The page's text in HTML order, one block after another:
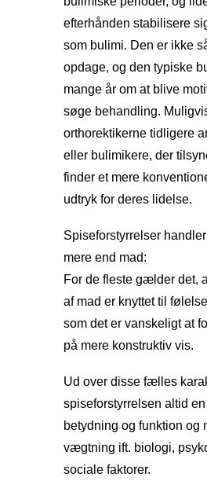
efterhånden stabilisere
som bulimi. Den er ikke
opdage, og den typiske
mange år om at blive
søge behandling.
orthorektikerne tidligere
eller bulimikere, der
finder et mere
udtryk for deres lidelse.
Spiseforstyrrelser
mere end mad:
For de fleste gælder det,
af mad er knyttet til
som det er vanskeligt at
på mere konstruktiv vis.
Ud over disse fælles
spiseforstyrrelsen altid
betydning og funktion og
vægtning ift. biologi,
sociale faktorer.